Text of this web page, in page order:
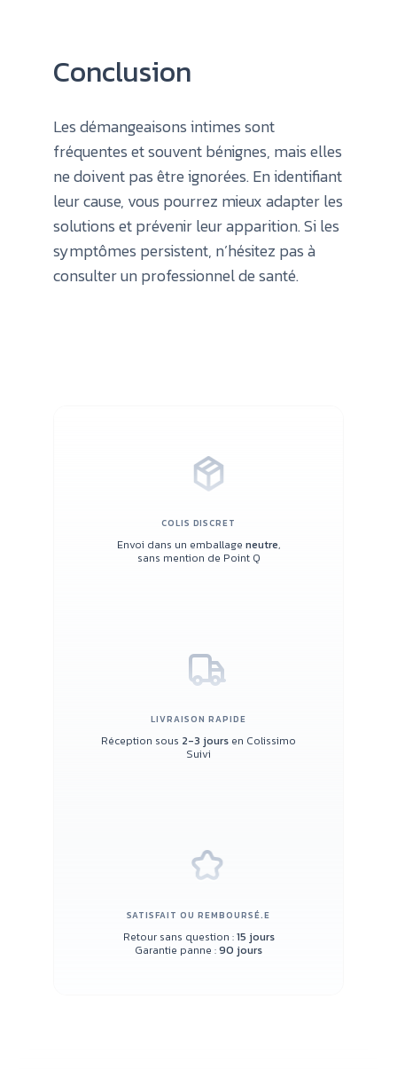
Conclusion
Les démangeaisons intimes sont
fréquentes et souvent bénignes, mais elles
ne doivent pas être ignorées. En identifiant
leur cause, vous pourrez mieux adapter les
solutions et prévenir leur apparition. Si les
symptômes persistent, n’hésitez pas à
consulter un professionnel de santé.
COLIS DISCRET
Envoi dans un emballage neutre,
sans mention de Point Q
LIVRAISON RAPIDE
Réception sous 2-3 jours en Colissimo
Suivi
SATISFAIT OU REMBOURSÉ.E
Retour sans question :15 jours
Garantie panne :90 jours